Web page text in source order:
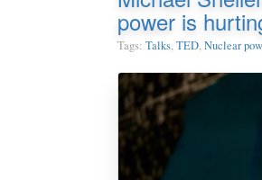
power is
Tags: Talks,TED,Nuclear